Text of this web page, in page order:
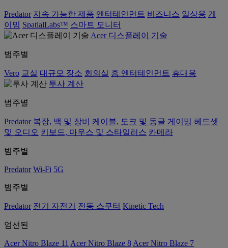
Predator 지속 가능한 제품 엔터테인먼트 비즈니스 일상용 게
이밍 SpatialLabs™ 스마트 모니터
Acer 디스플레이 기술
범주별
Vero 교실 대규모 장소 회의실 홈 엔터테인먼트 휴대용
투사 계산
범주별
Predator 복장, 백 및 장비 케이블, 도크 및 동글 게이밍 헤드셋
및 오디오 키보드, 마우스 및 스타일러스 카메라
범주별
Predator Wi-Fi 5G
범주별
Predator 전기 자전거 전동 스쿠터 Kinetic Tech
엄선된
Acer Nitro Blaze 11 Acer Nitro Blaze 8 Acer Nitro Blaze 7